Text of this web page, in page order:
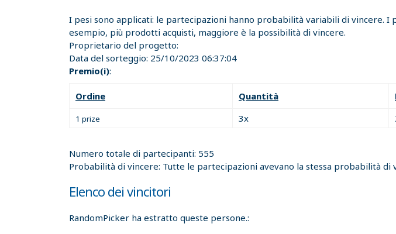
I pesi sono applicati: le partecipazioni hanno probabilità variabili di vincere.
esempio, più prodotti acquisti, maggiore è la possibilità di vincere.
Proprietario del progetto:
Data del sorteggio: 25/10/2023 06:37:04
Premio(i):
Ordine Quantità
1 prize 3x
Numero totale di partecipanti: 555
Probabilità di vincere: Tutte le partecipazioni avevano la stessa probabilità di
Elenco dei vincitori
RandomPicker ha estratto queste persone.: